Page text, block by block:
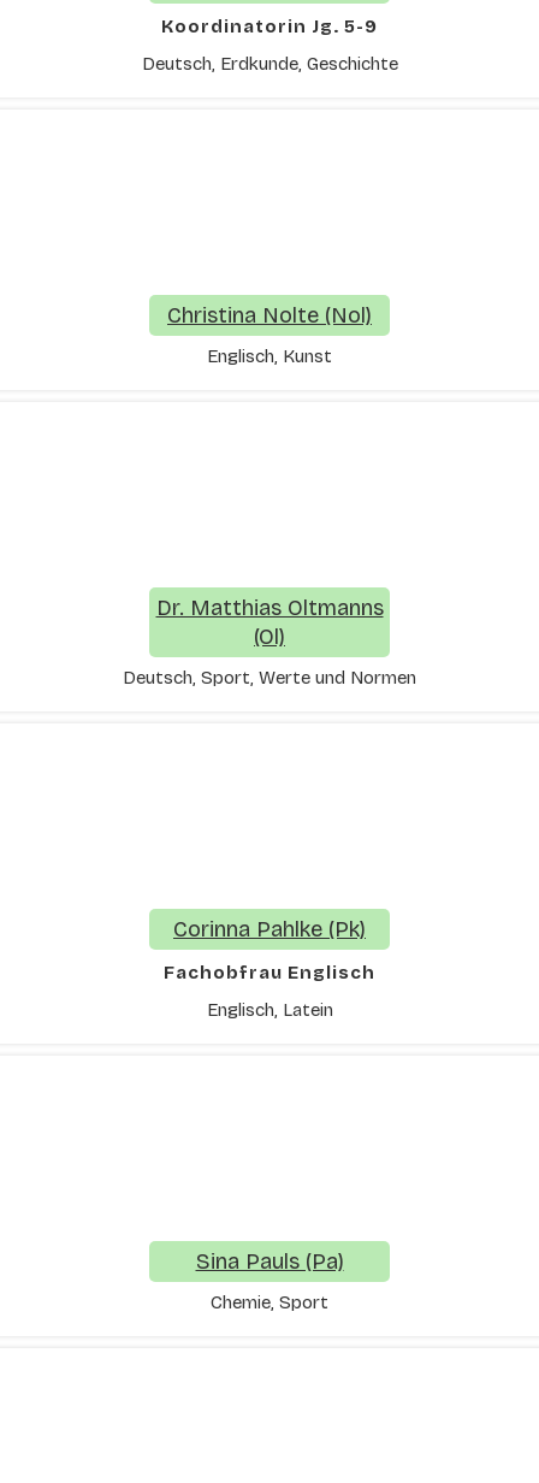
Koordinatorin Jg. 5-9
Deutsch, Erdkunde, Geschichte
Christina Nolte (Nol)
Englisch, Kunst
Dr. Matthias Oltmanns
(Ol)
Deutsch, Sport, Werte und Normen
Corinna Pahlke (Pk)
Fachobfrau Englisch
Englisch, Latein
Sina Pauls (Pa)
Chemie, Sport